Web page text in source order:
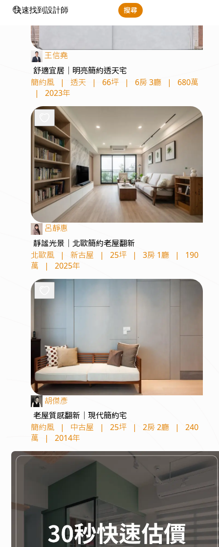
搜尋
王信堯
舒適宜居｜明亮簡約透天宅
簡約風
| 透天 | 66坪 | 6房 3廳 |
680萬
|
2023年
呂靜惠
靜謐光景｜北歐簡約老屋翻新
北歐風
| 新古屋 | 25坪 | 3房 1廳 |
190
萬
| 2025年
胡傑彥
老屋質感翻新｜現代簡約宅
簡約風
| 中古屋 | 25坪 | 2房 2廳 |
240
萬
| 2014年